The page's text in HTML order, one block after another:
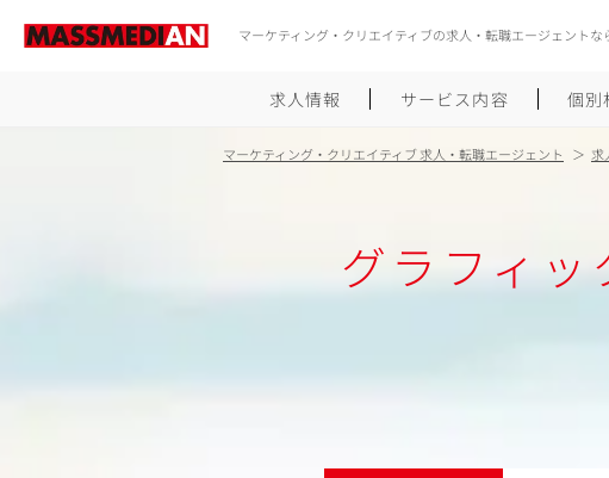
マーケティング・クリエイティブの求人・転職エージェントな
求人情報 サービス内容 個別
履歴
ポー
マーケティング・クリエイティブ 求人・転職エージェント 求
グラフィ